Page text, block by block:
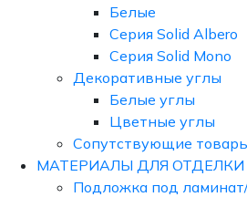
Белые
Серия Solid Albero
Серия Solid Mono
Декоративные углы
Белые углы
Цветные углы
Сопутствующие
МАТЕРИАЛЫ ДЛЯ
Подложка под